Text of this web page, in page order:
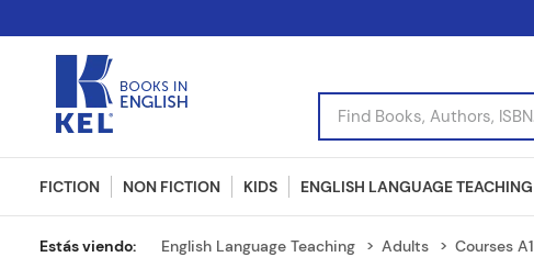
Find Books, Authors, ISBN...
FICTION NON FICTION KIDS ENGLISH LANGUAGE TEACHING
English Language Teaching Adults Courses A1